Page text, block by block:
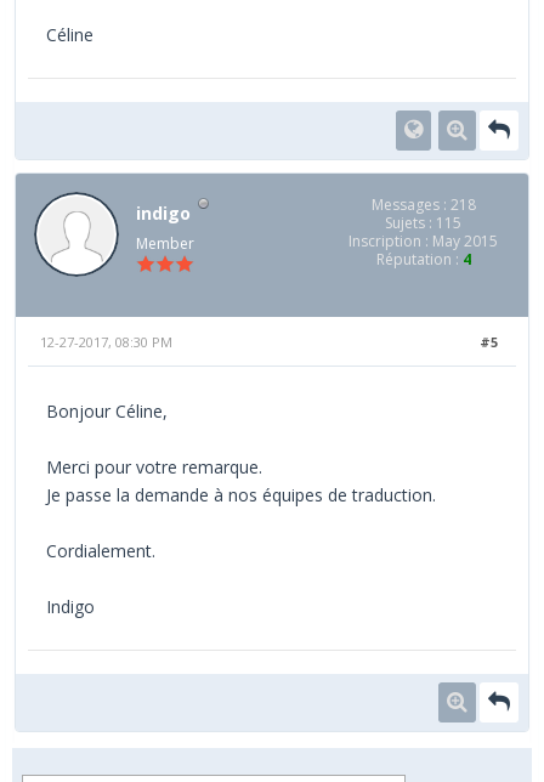
Céline
indigo
Member
Messages : 218
Sujets : 115
Inscription : May 2015
Réputation : 4
#5
12-27-2017, 08:30 PM
Bonjour Céline,
Merci pour votre remarque.
Je passe la demande à nos équipes de traduction.
Cordialement.
Indigo